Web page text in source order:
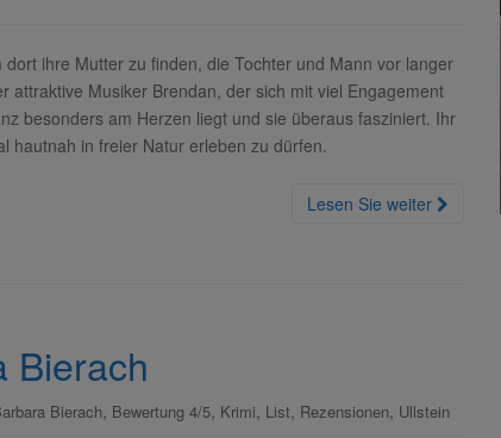
ihre Mutter zu finden, die Tochter und Mann vor langer
Musiker Brendan, der sich mit viel Engagement
besonders am Herzen liegt und sie überaus fasziniert. Ihr
hautnah in freier Natur erleben zu dürfen.
Lesen Sie weiter
Bierach
Bierach, Bewertung 4/5, Krimi, List, Rezensionen, Ullstein